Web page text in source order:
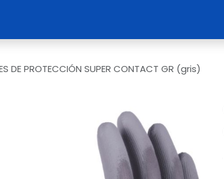
DE PROTECCIÓN SUPER CONTACT GR (gris)